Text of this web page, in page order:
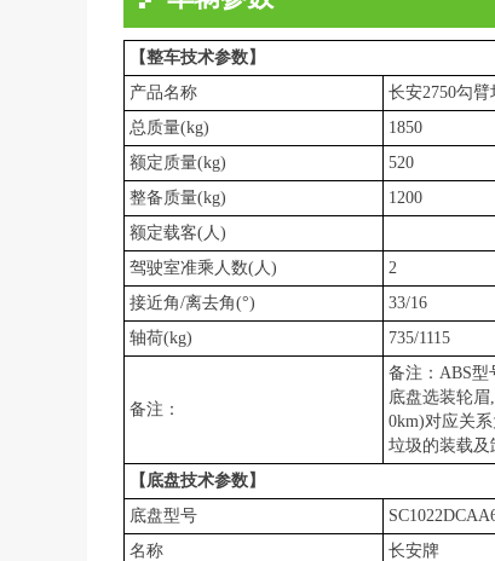
联系方式
在线咨询
市场总
【整车技术参数】
产品名称
长安2750勾
总质量(kg)
1850
额定质量(kg)
520
整备质量(kg)
1200
额定载客(人)
驾驶室准乘人数(人)
2
接近角/离去角(°)
33/16
轴荷(kg)
735/1115
备注：
备注：ABS型
底盘选装轮
0km)对应关
垃圾的装载及
【底盘技术参数】
底盘型号
名称
长安牌